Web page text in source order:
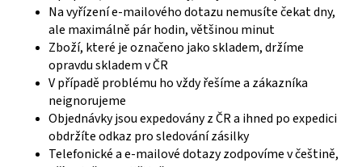
Na vyřízení e-mailového dotazu nemusíte čekat dny,
ale maximálně pár hodin, většinou minut
Zboží, které je označeno jako skladem, držíme
opravdu skladem v ČR
V případě problému ho vždy řešíme a zákazníka
neignorujeme
Objednávky jsou expedovány z ČR a ihned po expedici
obdržíte odkaz pro sledování zásilky
Telefonické a e-mailové dotazy zodpovíme v češtině,